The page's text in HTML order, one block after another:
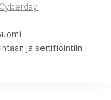
Cyberday
ja sertifiointiin